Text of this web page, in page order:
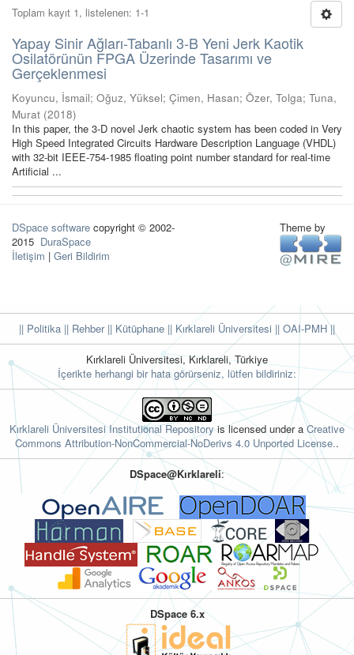
Toplam kayıt 1, listelenen: 1-1
Yapay Sinir Ağları-Tabanlı 3-B Yeni Jerk Kaotik
Osilatörünün FPGA Üzerinde Tasarımı ve
Gerçeklenmesi
Koyuncu, İsmail; Oğuz, Yüksel; Çimen, Hasan; Özer, Tolga; Tuna,
Murat (2018)
In this paper, the 3-D novel Jerk chaotic system has been coded in Very
High Speed Integrated Circuits Hardware Description Language (VHDL)
with 32-bit IEEE-754-1985 floating point number standard for real-time
Artificial ...
DSpace software copyright © 2002-
2015 DuraSpace
İletişim | Geri Bildirim
Theme by
|| Politika || Rehber|| Kütüphane || Kırklareli Üniversitesi || OAI-PMH ||
Kırklareli Üniversitesi, Kırklareli, Türkiye
İçerikte herhangi bir hata görürseniz, lütfen bildiriniz:
Kırklareli Üniversitesi Institutional Repositoryis licensed under aCreative
Commons Attribution-NonCommercial-NoDerivs 4.0 Unported License..
DSpace@Kırklareli:
DSpace 6.x